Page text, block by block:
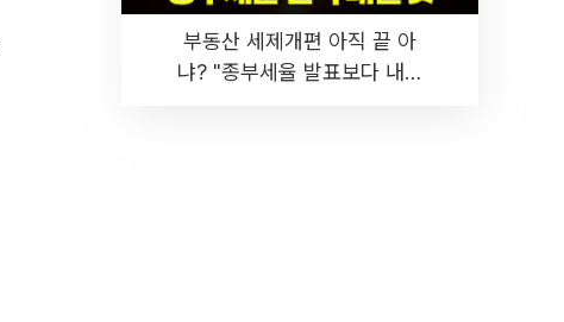
부동산 세제개편 아직 끝 아
냐? "종부세율 발표보다 내릴